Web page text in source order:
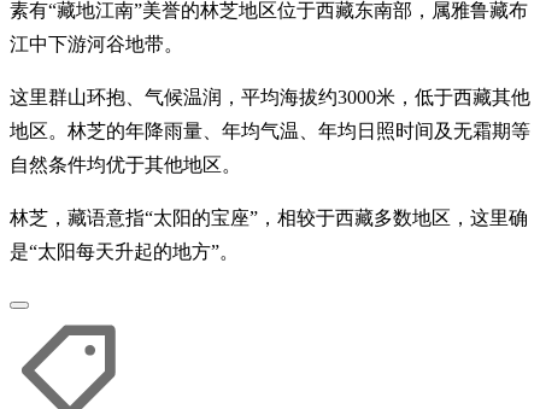
素有“藏地江南”美誉的林芝地区位于西藏东南部，属雅鲁藏布
江中下游河谷地带。
这里群山环抱、气候温润，平均海拔约3000米，低于西藏其他
地区。林芝的年降雨量、年均气温、年均日照时间及无霜期等
自然条件均优于其他地区。
林芝，藏语意指“太阳的宝座”，相较于西藏多数地区，这里确
是“太阳每天升起的地方”。